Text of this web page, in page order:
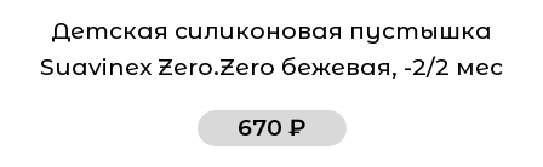
Детская силиконовая пустышка
Suavinex Zero.Zero бежевая, -2/2 мес
670 ₽